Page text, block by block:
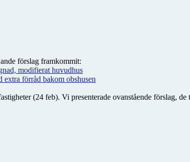
förslag framkommit:
modifierat huvudhus
extra förråd bakom obshusen
(24 feb). Vi presenterade ovanstående förslag,